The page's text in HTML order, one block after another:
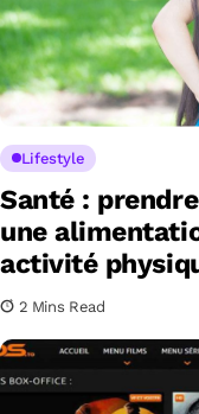
Lifestyle
Santé :
une
activité
2 Mins Read